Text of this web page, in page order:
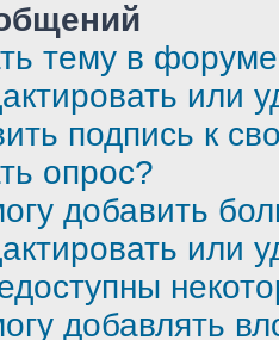
тему в
или
подпись к
опрос?
добавить
или
добавлять